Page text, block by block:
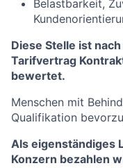
Belastbarkeit,
Diese Stelle ist
Tarifvertrag
bewertet.
Menschen mit
Qualifikation
Als eigenständiges
Konzern bezahlen